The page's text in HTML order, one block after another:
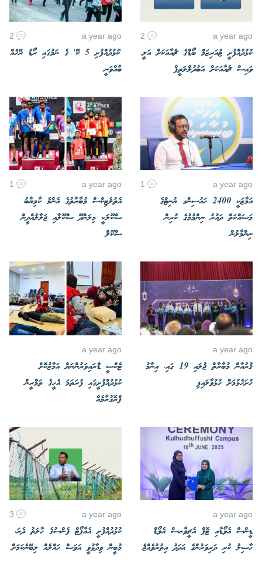
a year ago
2
ކުޅުދުއްފުށީ ޓުއަރިޒަމް ބޯޑްގެ ޗެއާއަކަށް އަލީ،
ވައިސް ޗެއާއަކަށް އަބުދުލްލަތީފް
a year ago
2
'ކުޅުދުއްފުށި 5 ކޭ' ގެ ނަމުގައި ރޯޑު ރޭހެއް
ބާއްވަނީ
a year ago
1
އަމާޒަކީ 2400 ހައުސިންގ ޔުނިޓްގެ
މަސައްކަތް ދައުރު ނިންމުމުގެ ކުރިން
ނިންމާލުން
a year ago
1
އެތުލެޓިކްސް މުބާރާތުގެ އެންމެ ކާމިޔާބު
ސްކޫލަކީ މިލަންދޫ ސްކޫލާއި ޖަލާލުއްދީން
ސްކޫލް
a year ago
ޤުރުއާން މުބާރާތް ޖުލައި 19 ގައި، އިނާމު
ހުށަހެޅުމަށް ހުޅުވާލައިފި
a year ago
ޓެކްސީ ޑްރައިވަރުންނަށް އަމާޒުކޮށް
ކުޅުދުއްފުށީގައި ފުރަތަމަ އެހީގެ ތަމްރީން
ޕްރޮގުރާމެއް
a year ago
ޑީންސް އެވޯޑާއި ޓޮޕް އެޗީވާރސް އެވޯޑް
ހާސިލު ކުރި ދަރިވަރުންގެ އަދަދު އިތުރުވެއްޖެ
a year ago
3
ކުޅުދުއްފުށީ އެއާޕޯޓް ފެންސުގެ ހާލަތު ދެރަ،
މުބީން ވިދާޅުވީ އަވަސް ހައްލެއް ލިބޭނެކަމަށް